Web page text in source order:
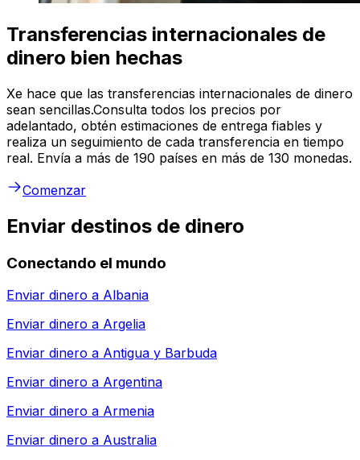
Transferencias internacionales de
dinero bien hechas
Xe hace que las transferencias internacionales de dinero
sean sencillas.Consulta todos los precios por
adelantado, obtén estimaciones de entrega fiables y
realiza un seguimiento de cada transferencia en tiempo
real. Envía a más de 190 países en más de 130 monedas.
Comenzar
Enviar destinos de dinero
Conectando el mundo
Enviar dinero a Albania
Enviar dinero a Argelia
Enviar dinero a Antigua y Barbuda
Enviar dinero a Argentina
Enviar dinero a Armenia
Enviar dinero a Australia